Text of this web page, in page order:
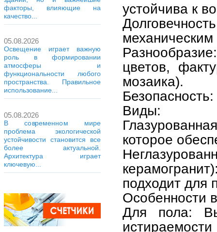
факторы, влияющие на
качество...
05.08.2026
Освещение играет важную
роль в формировании
атмосферы и
функциональности любого
пространства. Правильное
использование...
05.08.2026
В современном мире
проблема экологической
устойчивости становится все
более актуальной.
Архитектура играет
ключевую...
устойчива к
цветов,
мозаика).
Виды:
которое
подходит для
Особенности
Для пола: